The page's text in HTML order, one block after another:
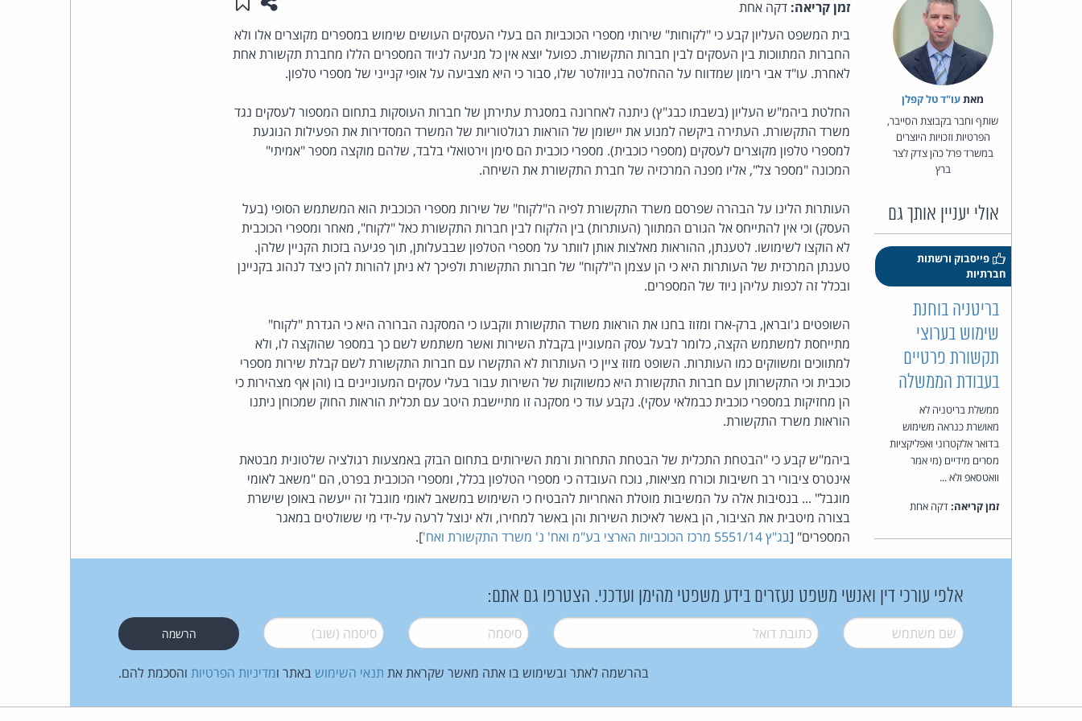
מאת‏עו"ד טל קפלן
שותף וחבר בקבוצת הסייבר,
הפרטיות וזכויות היוצרים
במשרד פרל כהן צדק לצר
ברץ
אולי יעניין אותך גם
פייסבוק ורשתות
חברתיות
בריטניה בוחנת
שימוש בערוצי
תקשורת פרטיים
בעבודת הממשלה
ממשלת בריטניה לא
מאושרת כנראה משימוש
בדואר אלקטרוני ואפליקציות
מסרים מידיים (מי אמר
וואטסאפ ולא ...
זמן קריאה:דקה אחת
זמן קריאה: דקה אחת
בית המשפט העליון קבע כי "לקוחות" שירותי מספרי הכוכביות הם בעלי העסקים העושים שימוש במספרים מקוצרים אלו ולא
החברות המתווכות בין העסקים לבין חברות התקשורת. כפועל יוצא אין כל מניעה לניוד המספרים הללו מחברת תקשורת אחת
לאחרת. עו"ד אבי רימון שמדווח על ההחלטה בניוזלטר שלו, סבור כי היא מצביעה על אופי קנייני של מספרי טלפון.
החלטת ביהמ"ש העליון (בשבתו כבג"ץ) ניתנה לאחרונה במסגרת עתירתן של חברות העוסקות בתחום המספור לעסקים נגד
משרד התקשורת. העתירה ביקשה למנוע את יישומן של הוראות רגולטוריות של המשרד המסדירות את הפעילות הנוגעת
למספרי טלפון מקוצרים לעסקים (מספרי כוכבית). מספרי כוכבית הם סימן וירטואלי בלבד, שלהם מוקצה מספר "אמיתי"
המכונה "מספר צל", אליו מפנה המרכזיה של חברת התקשורת את השיחה.
העותרות הלינו על הבהרה שפרסם משרד התקשורת לפיה ה"לקוח" של שירות מספרי הכוכבית הוא המשתמש הסופי (בעל
העסק) וכי אין להתייחס אל הגורם המתווך (העותרות) בין הלקוח לבין חברות התקשורת כאל "לקוח", מאחר ומספרי הכוכבית
לא הוקצו לשימושו. לטענתן, ההוראות מאלצות אותן לוותר על מספרי הטלפון שבבעלותן, תוך פגיעה בזכות הקניין שלהן.
טענתן המרכזית של העותרות היא כי הן עצמן ה"לקוח" של חברות התקשורת ולפיכך לא ניתן להורות להן כיצד לנהוג בקניינן
ובכלל זה לכפות עליהן ניוד של המספרים.
השופטים ג'ובראן, ברק-ארז ומזוז בחנו את הוראות משרד התקשורת ווקבעו כי המסקנה הברורה היא כי הגדרת "לקוח"
מתייחסת למשתמש הקצה, כלומר לבעל עסק המעוניין בקבלת השירות ואשר משתמש לשם כך במספר שהוקצה לו, ולא
למתווכים ומשווקים כמו העותרות. השופט מזוז ציין כי העותרות לא התקשרו עם חברות התקשורת לשם קבלת שירות מספרי
כוכבית וכי התקשרותן עם חברות התקשורת היא כמשווקות של השירות עבור בעלי עסקים המעוניינים בו (והן אף מצהירות כי
הן מחזיקות במספרי כוכבית כבמלאי עסקי). נקבע עוד כי מסקנה זו מתיישבת היטב עם תכלית הוראות החוק שמכוחן ניתנו
הוראות משרד התקשורת.
ביהמ"ש קבע כי "הבטחת התכלית של הבטחת התחרות ורמת השירותים בתחום הבזק באמצעות רגולציה שלטונית מבטאת
אינטרס ציבורי רב חשיבות וכורח מציאות, נוכח העובדה כי מספרי הטלפון בכלל, ומספרי הכוכבית בפרט, הם "משאב לאומי
מוגבל" ... בנסיבות אלה על המשיבות מוטלת האחריות להבטיח כי השימוש במשאב לאומי מוגבל זה ייעשה באופן שישרת
בצורה מיטבית את הציבור, הן באשר לאיכות השירות והן באשר למחירו, ולא ינוצל לרעה על-ידי מי ששולטים במאגר
המספרים" [בג"ץ 5551/14 מרכז הכוכביות הארצי בע"מ ואח' נ' משרד התקשורת ואח' ].
אלפי עורכי דין ואנשי משפט נעזרים בידע משפטי מהימן ועדכני. הצטרפו גם אתם:
שם משתמש* דואל* סיסמה* סיסמה (שוב)*
בהרשמה לאתר ובשימוש בו אתה מאשר שקראת את תנאי השימוש באתר ומדיניות הפרטיות והסכמת להם.